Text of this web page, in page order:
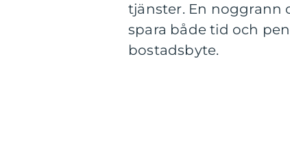
tjänster. En noggrann
spara både tid och
bostadsbyte.